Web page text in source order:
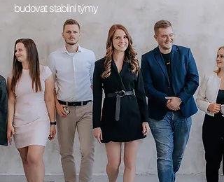
budovat stabilní týmy